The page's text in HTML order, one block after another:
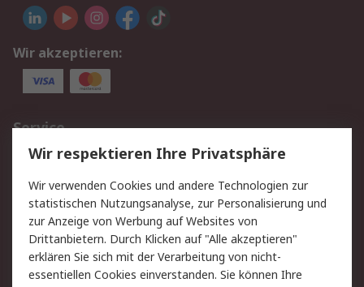
Wir akzeptieren:
Service
Value Added Services
Lieferlösungen
Rücksendungen
Kontakt
Hilfe
Rechtliches
AGB Datenschutz
Wir respektieren Ihre Privatsphäre
Wir verwenden Cookies und andere Technologien zur
statistischen Nutzungsanalyse, zur Personalisierung und
zur Anzeige von Werbung auf Websites von
Drittanbietern. Durch Klicken auf "Alle akzeptieren"
erklären Sie sich mit der Verarbeitung von nicht-
essentiellen Cookies einverstanden. Sie können Ihre